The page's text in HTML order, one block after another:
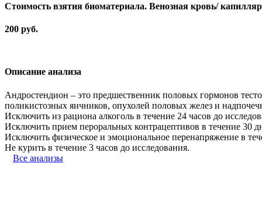
Стоимость взятия биоматериала. Венозная кровь/
200 руб.
Описание анализа
Андростендион – это предшественник половых гормонов
поликистозных яичников, опухолей половых желез и
Исключить из рациона алкоголь в течение 24 часов до
Исключить прием пероральных контрацептивов в течение 30
Исключить физическое и эмоциональное перенапряжение в
Не курить в течение 3 часов до исследования.
Все анализы